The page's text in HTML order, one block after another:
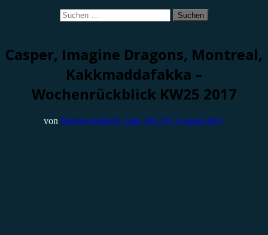
Suchen
nach:
Casper, Imagine Dragons, Montreal,
Kakkmaddafakka –
Wochenrückblick KW25 2017
von Melvin Klein25. Juni 201729. August 2017